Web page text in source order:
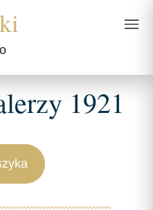
1921